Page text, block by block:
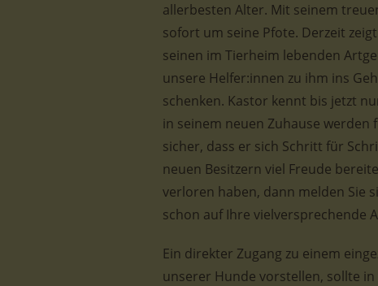
allerbesten Alter. Mit seinem
sofort um seine Pfote. Derzeit
seinen im Tierheim lebenden
unsere Helfer:innen zu ihm ins
schenken. Kastor kennt bis jetzt
in seinem neuen Zuhause
sicher, dass er sich Schritt für
neuen Besitzern viel Freude
verloren haben, dann melden Sie
schon auf Ihre vielversprechende
Ein direkter Zugang zu einem
unserer Hunde vorstellen, sollte